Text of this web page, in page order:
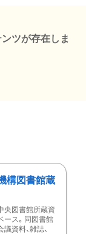
ツが存在しま
構図書館蔵
央図書館所蔵資
ース。同図書館
資料、雑誌、